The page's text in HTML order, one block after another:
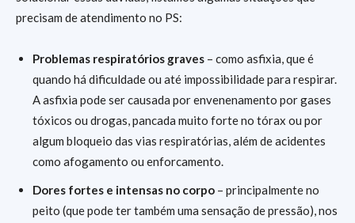
precisam de atendimento no PS:
Problemas respiratórios graves – como asfixia, que é
quando há dificuldade ou até impossibilidade para respirar.
A asfixia pode ser causada por envenenamento por gases
tóxicos ou drogas, pancada muito forte no tórax ou por
algum bloqueio das vias respiratórias, além de acidentes
como afogamento ou enforcamento.
Dores fortes e intensas no corpo – principalmente no
peito (que pode ter também uma sensação de pressão), nos